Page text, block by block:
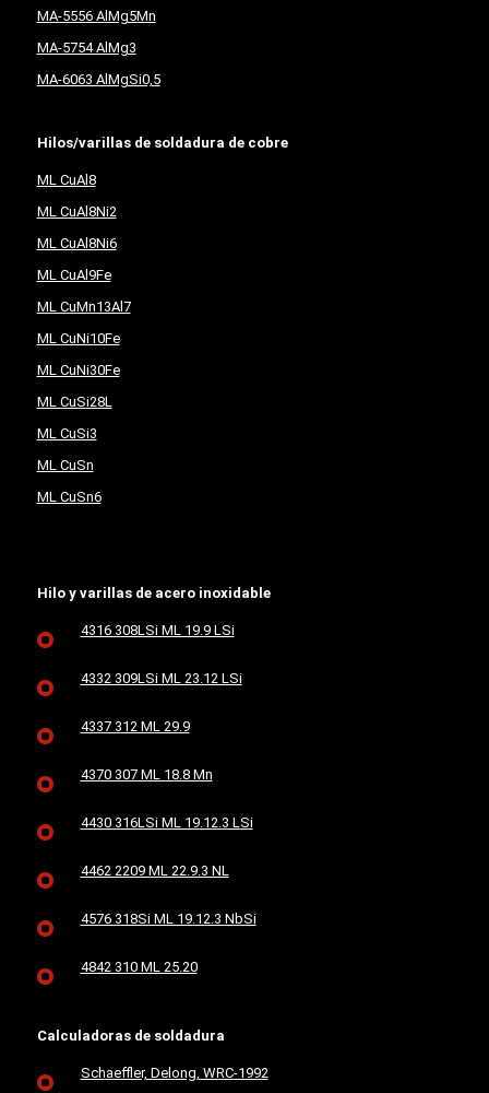
MA-5556 AlMg5Mn
MA-5754 AlMg3
MA-6063 AlMgSi0,5
Hilos/varillas de soldadura de cobre
ML CuAl8
ML CuAl8Ni2
ML CuAl8Ni6
ML CuAl9Fe
ML CuMn13Al7
ML CuNi10Fe
ML CuNi30Fe
ML CuSi28L
ML CuSi3
ML CuSn
ML CuSn6
Hilo y varillas de acero inoxidable
4316 308LSi ML 19.9 LSi
4332 309LSi ML 23.12 LSi
4337 312 ML 29.9
4370 307 ML 18.8 Mn
4430 316LSi ML 19.12.3 LSi
4462 2209 ML 22.9.3 NL
4576 318Si ML 19.12.3 NbSi
4842 310 ML 25.20
Calculadoras de soldadura
Schaeffler, Delong, WRC-1992